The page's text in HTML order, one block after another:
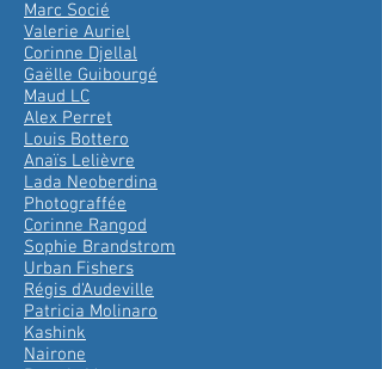
Marc Socié
Valerie Auriel
Corinne Djellal
Gaëlle Guibourgé
Maud LC
Alex Perret
Louis Bottero
Anaïs Lelièvre
Lada Neoberdina
Photograffée
Corinne Rangod
Sophie Brandstrom
Urban Fishers
Régis d'Audeville
Patricia Molinaro
Kashink
Nairone